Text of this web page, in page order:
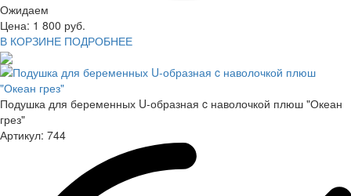
Ожидаем
Цена: 1 800 руб.
В КОРЗИНЕ ПОДРОБНЕЕ
Подушка для беременных U-образная c наволочкой плюш "Океан
грез"
Артикул: 744